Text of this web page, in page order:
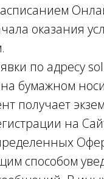
оказания
по адресу
бумажном
получает
на
способом